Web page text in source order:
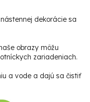
dekorácie sa
obrazy môžu
zariadeniach.
a vode a dajú sa čistiť